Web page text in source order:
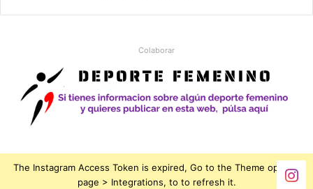
Colaborar
The Instagram Access Token is expired, Go to the Theme options
page > Integrations, to to refresh it.